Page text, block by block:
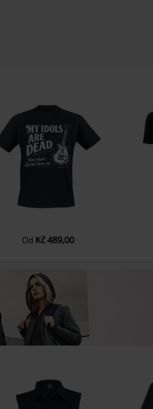
Od Kč 489,00